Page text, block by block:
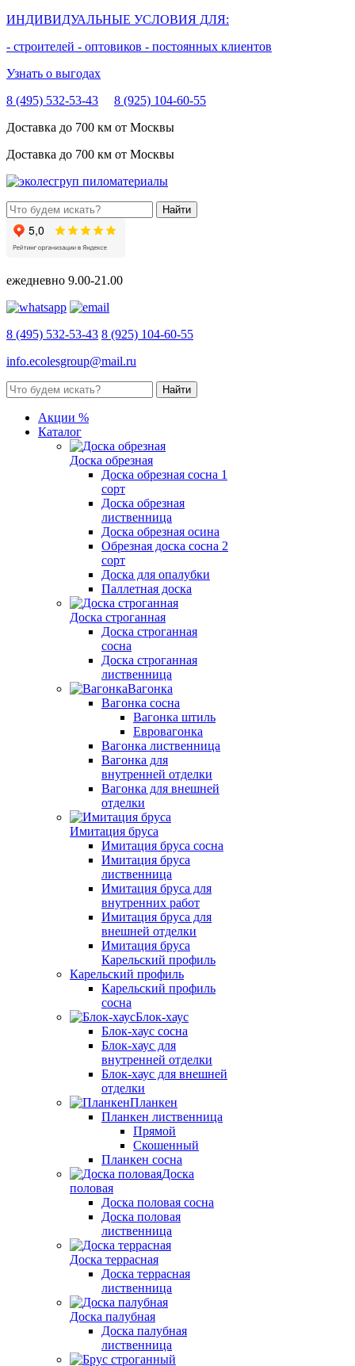
ИНДИВИДУАЛЬНЫЕ УСЛОВИЯ ДЛЯ:
- строителей - оптовиков - постоянных клиентов
Узнать о выгодах
8 (495) 532-53-43
8 (925) 104-60-55
Доставка до 700 км от Москвы
Доставка до 700 км от Москвы
ежедневно 9.00-21.00
8 (495) 532-53-43 8 (925) 104-60-55
info.ecolesgroup@mail.ru
Акции %
Каталог
Доска обрезная
Доска обрезная сосна 1
сорт
Доска обрезная
лиственница
Доска обрезная осина
Обрезная доска сосна 2
сорт
Доска для опалубки
Паллетная доска
Доска строганная
Доска строганная
сосна
Доска строганная
лиственница
Вагонка
Вагонка сосна
Вагонка штиль
Евровагонка
Вагонка лиственница
Вагонка для
внутренней отделки
Вагонка для внешней
отделки
Имитация бруса
Имитация бруса сосна
Имитация бруса
лиственница
Имитация бруса для
внутренних работ
Имитация бруса для
внешней отделки
Имитация бруса
Карельский профиль
Карельский профиль
Карельский профиль
сосна
Блок-хаус
Блок-хаус сосна
Блок-хаус для
внутренней отделки
Блок-хаус для внешней
отделки
Планкен
Планкен лиственница
Прямой
Скошенный
Планкен сосна
Доска
половая
Доска половая сосна
Доска половая
лиственница
Доска террасная
Доска террасная
лиственница
Доска палубная
Доска палубная
лиственница